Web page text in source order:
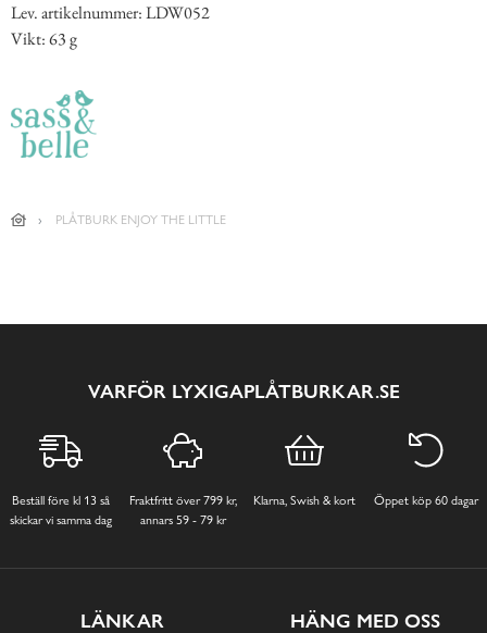
Lev. artikelnummer: LDW052
Vikt: 63 g
PLÅTBURK ENJOY THE LITTLE
VARFÖR LYXIGAPLÅTBURKAR.SE
Beställ före kl 13 så
skickar vi samma dag
Fraktfritt över 799 kr,
annars 59 - 79 kr
Klarna, Swish & kort Öppet köp 60 dagar
LÄNKAR HÄNG MED OSS